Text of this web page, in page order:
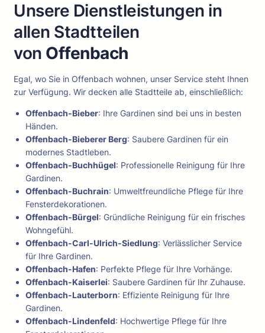
Unsere Dienstleistungen in
allen Stadtteilen
von Offenbach
Egal, wo Sie in Offenbach wohnen, unser Service steht Ihnen
zur Verfügung. Wir decken alle Stadtteile ab, einschließlich:
Offenbach-Bieber: Ihre Gardinen sind bei uns in besten
Händen.
Offenbach-Bieberer Berg: Saubere Gardinen für ein
modernes Stadtleben.
Offenbach-Buchhügel: Professionelle Reinigung für Ihre
Gardinen.
Offenbach-Buchrain: Umweltfreundliche Pflege für Ihre
Fensterdekorationen.
Offenbach-Bürgel: Gründliche Reinigung für ein frisches
Wohngefühl.
Offenbach-Carl-Ulrich-Siedlung: Verlässlicher Service
für Ihre Gardinen.
Offenbach-Hafen: Perfekte Pflege für Ihre Vorhänge.
Offenbach-Kaiserlei: Saubere Gardinen für Ihr Zuhause.
Offenbach-Lauterborn: Effiziente Reinigung für Ihre
Gardinen.
Offenbach-Lindenfeld: Hochwertige Pflege für Ihre